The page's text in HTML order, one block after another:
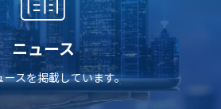
ニュース
ースを掲載しています。